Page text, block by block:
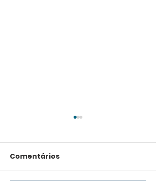
Comentários